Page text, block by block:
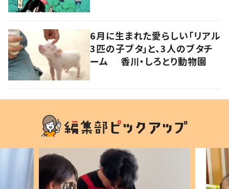
6月に生まれた愛らしい「リアル
3匹の子ブタ」と、3人のブタチ
ーム 香川・しろとり動物園